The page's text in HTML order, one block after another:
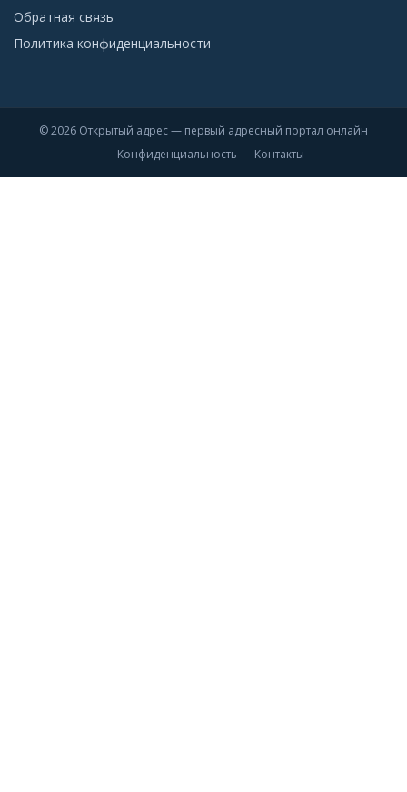
Обратная связь
Политика конфиденциальности
© 2026 Открытый адрес — первый адресный портал онлайн
Конфиденциальность
Контакты